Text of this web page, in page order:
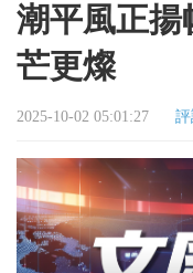
潮平風正揚
芒更燦
2025-10-02 05:01:27